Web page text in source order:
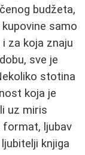
budžeta,
samo
za koja znaju
sve je
stotina
koja je
uz miris
format, ljubav
knjiga